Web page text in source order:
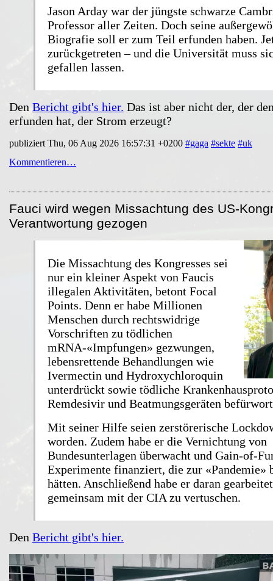
Jason Arday war der jüngste schwarze
Professor aller Zeiten. Doch seine
Biografie soll er zum Teil erfunden haben.
zurückgetreten – und die Universität muss
gefallen lassen.
Den Bericht gibt's hier. Das ist aber nicht der, der
erfunden hat, der Strom erzeugt?
publiziert Thu, 06 Aug 2026 16:57:31 +0200 #gaga #sekte #uk
Kommentieren…
Fauci wird wegen Missachtung des US-
Verantwortung gezogen
Die Missachtung des Kongresses sei
nur ein kleiner Aspekt von Faucis
illegalen Aktivitäten, betont Focal
Points. Denn er habe Millionen
Menschen durch rechtswidrige
Vorschriften zu tödlichen
mRNA-«Impfungen» gezwungen,
lebensrettende Behandlungen wie
Ivermectin und Hydroxychloroquin
unterdrückt sowie tödliche
Remdesivir und Beatmungsgeräten
Mit seiner Hilfe seien zerstörerische
worden. Zudem habe er die Vernichtung von
Bundesunterlagen überwacht und Gain-of-
Experimente finanziert, die zur «Pandemie»
hätten. Anschließend habe er daran
gemeinsam mit der CIA zu vertuschen.
Den Bericht gibt's hier.